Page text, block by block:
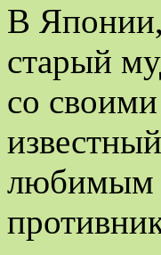
В Японии,
старый
со
любимым